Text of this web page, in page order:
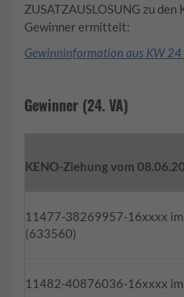
ZUSATZAUSLOSUNG zu
Gewinner ermittelt:
Gewinninformation aus KW
Gewinner (24. VA)
KENO-Ziehung vom
11477-38269957-16xxxx im
(633560)
11482-40876036-16xxxx im